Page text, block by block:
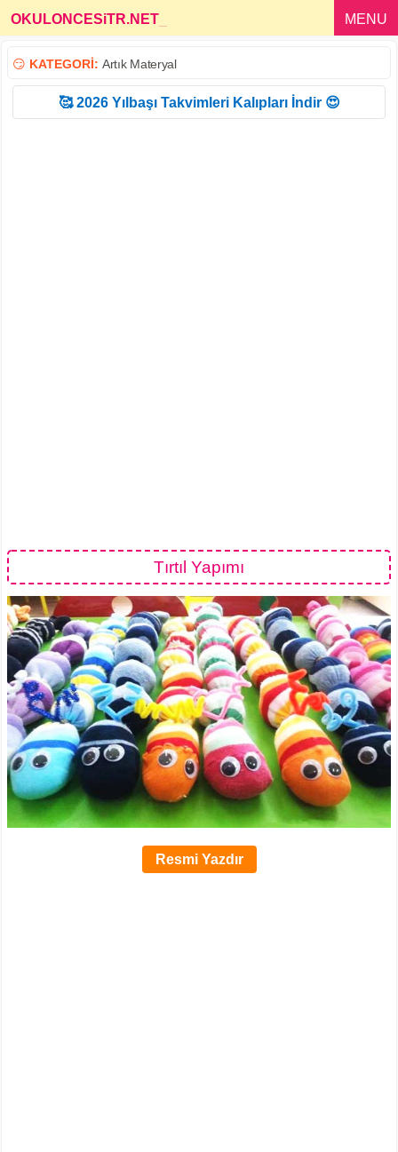
OKULONCESiTR.NET MENU
😏 KATEGORİ: Artık Materyal
🥰 2026 Yılbaşı Takvimleri Kalıpları İndir 😍
Tırtıl Yapımı
Resmi Yazdır